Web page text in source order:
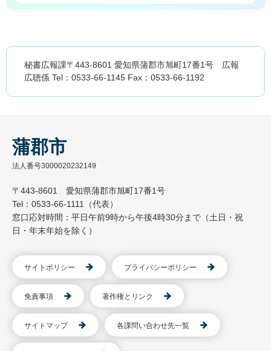
秘書広報課〒443-8601 愛知県蒲郡市旭町17番1号 広報
広聴係 Tel：0533-66-1145 Fax：0533-66-1192
蒲郡市
法人番号3000020232149
〒443-8601 愛知県蒲郡市旭町17番1号
Tel：0533-66-1111（代表）
窓口応対時間：平日午前9時から午後4時30分まで（土日・祝
日・年末年始を除く）
サイトポリシー プライバシーポリシー
免責事項 著作権とリンク
サイトマップ 各課問い合わせ先一覧